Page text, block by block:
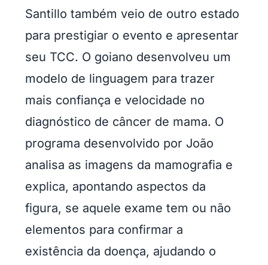
Santillo também veio de outro estado
para prestigiar o evento e apresentar
seu TCC. O goiano desenvolveu um
modelo de linguagem para trazer
mais confiança e velocidade no
diagnóstico de câncer de mama. O
programa desenvolvido por João
analisa as imagens da mamografia e
explica, apontando aspectos da
figura, se aquele exame tem ou não
elementos para confirmar a
existência da doença, ajudando o